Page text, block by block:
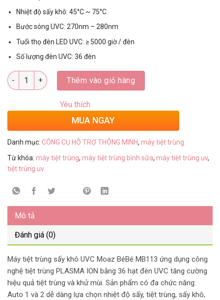
Nhiệt độ sấy khô: 45°C ~ 75°C
Bước sóng UVC: 270nm – 280nm
Tuổi thọ đèn LED UVC: ≥ 5000 giờ / đèn
Số lượng đèn UVC: 36 đèn
Số lượng Thêm vào giỏ hàng
Yêu thích
MUA NGAY
Danh mục: CÔNG CỤ HỖ TRỢ THÔNG MINH, máy tiệt trùng
Từ khóa: máy tiệt trùng, máy tiệt trùng bình sữa, máy tiệt trùng uv,
tiệt trùng uv
Mô tả
Đánh giá (0)
Máy tiệt trùng sấy khô UVC Moaz BéBé MB113 ứng dụng công
nghệ tiệt trùng PLASMA ION bằng 36 hạt đèn UVC tăng cường
hiệu quả tiệt trùng và khử mùi. Sản phẩm có đa chức năng:
Auto 1 và 2 dễ dàng lựa chọn nhiệt độ sấy, tiệt trùng, sấy khô,